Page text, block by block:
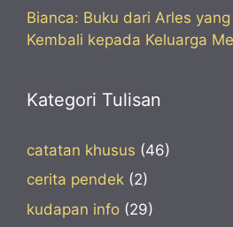
Bianca: Buku dari Arles
Kembali kepada Keluarga
Kategori Tulisan
catatan khusus (46)
cerita pendek (2)
kudapan info (29)